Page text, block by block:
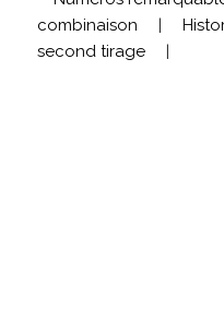
combinaison
|
second tirage
|